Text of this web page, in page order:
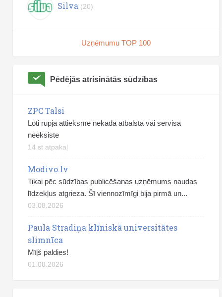
Silva (20)
Uzņēmumu TOP 100
Pēdējās atrisinātās sūdzības
ZPC Talsi
Loti rupja attieksme nekada atbalsta vai servisa
neeksiste
14 st atpakaļ
Modivo.lv
Tikai pēc sūdzības publicēšanas uzņēmums naudas
līdzekļus atgrieza. Šī viennozīmīgi bija pirmā un...
03.08.2026
Paula Stradiņa klīniskā universitātes
slimnīca
Mīļš paldies!
01.08.2026